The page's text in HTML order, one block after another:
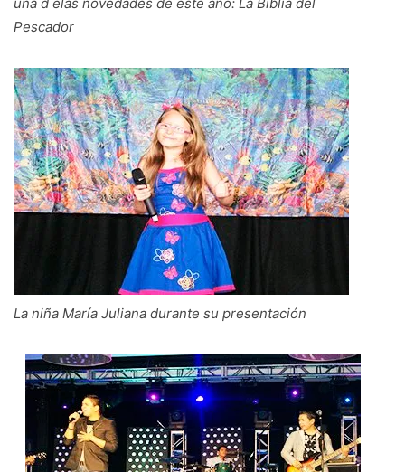
Pescador
La niña María Juliana durante su presentación